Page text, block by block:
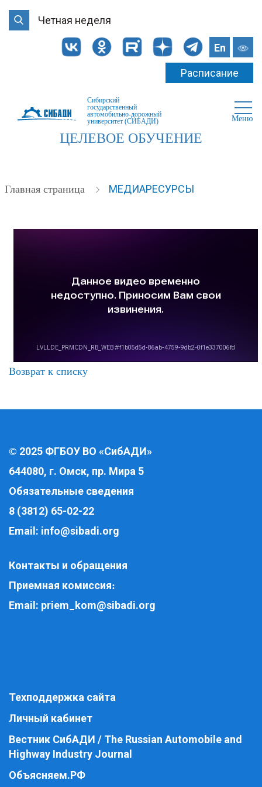
Четная неделя
En
Расписание
Сибирский
государственный
автомобильно-дорожный
университет (СИБАДИ)
Меню
ЦЕЛЕВОЕ ОБУЧЕНИЕ
Главная страница МЕДИАРЕСУРСЫ
Возврат к списку
© 2025 ФГБОУ ВО «СибАДИ»
644080, г. Омск, пр. Мира 5
Обязательные сведения
8 (3812) 65-02-22
Email: info@sibadi.org
Контакты и обращения
Приемная комиссия:
Email: priem_kom@sibadi.org
Техподдержка сайта
Личный кабинет
Вестник СибАДИ / The Russian Automobile and
Highway Industry Journal
Объясняем.РФ